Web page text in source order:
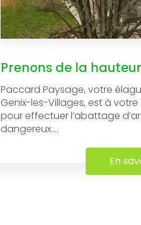
Prenons de la hauteur
Paccard Paysage, votre
Genix-les-Villages, est à votre
pour effectuer l’abattage
dangereux....
En